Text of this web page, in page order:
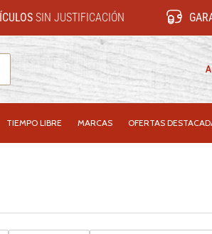
SIN JUSTIFICACIÓN
TIEMPO LIBRE MARCAS OFERTAS